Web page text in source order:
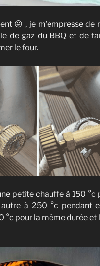
😛 , je m’empresse de
de gaz du BBQ et de
le four.
petite chauffe à 150 °c
à 250 °c pendant
°c pour la même durée et